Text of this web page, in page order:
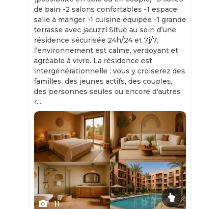
de bain -2 salons confortables -1 espace
salle à manger -1 cuisine équipée -1 grande
terrasse avec jacuzzi Situé au sein d’une
résidence sécurisée 24h/24 et 7j/7,
l’environnement est calme, verdoyant et
agréable à vivre. La résidence est
intergénérationnelle : vous y croiserez des
familles, des jeunes actifs, des couples,
des personnes seules ou encore d’autres
r...
Slide 1 of 11
11